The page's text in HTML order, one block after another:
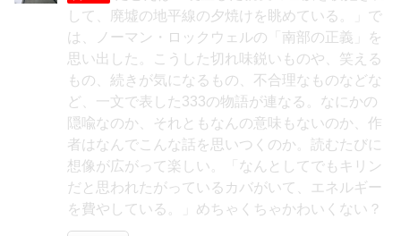
して、廃墟の地平線の夕焼けを眺めている。」で
は、ノーマン・ロックウェルの「南部の正義」を
思い出した。こうした切れ味鋭いものや、笑える
もの、続きが気になるもの、不合理なものなどな
ど、一文で表した333の物語が連なる。なにかの
隠喩なのか、それともなんの意味もないのか、作
者はなんでこんな話を思いつくのか。読むたびに
想像が広がって楽しい。「なんとしてでもキリン
だと思われたがっているカバがいて、エネルギー
を費やしている。」めちゃくちゃかわいくない？